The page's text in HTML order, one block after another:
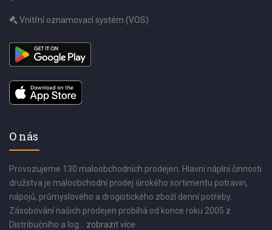
Vnitřní oznamovací systém (VOS)
O nás
Provozujeme 130 maloobchodních prodejen. Hlavní náplní činnosti
družstva je maloobchodní prodej širokého sortimentu potravin,
nápojů, průmyslového a drogistického zboží denní potřeby.
Zásobování našich prodejen probíhá od konce roku 2005 z
Distribučního a log... zobrazit více